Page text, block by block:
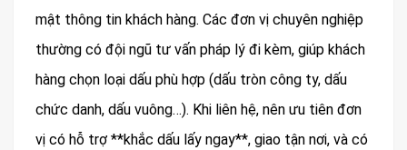
mật thông tin khách hàng. Các đơn vị chuyên nghiệp
thường có đội ngũ tư vấn pháp lý đi kèm, giúp khách
hàng chọn loại dấu phù hợp (dấu tròn công ty, dấu
chức danh, dấu vuông…). Khi liên hệ, nên ưu tiên đơn
vị có hỗ trợ **khắc dấu lấy ngay**, giao tận nơi, và có